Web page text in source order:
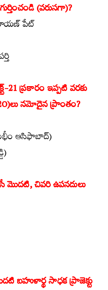
(వరుసగా)?
పేట్‌
21 ప్రకారం ఇప్పటి వరకు
నమోదైన ప్రాంతం?
ఆసిఫాబాద్‌)
మొదటి, చివరి ఉపనదులు
బహుళార్థ సాధక ప్రాజెక్టు